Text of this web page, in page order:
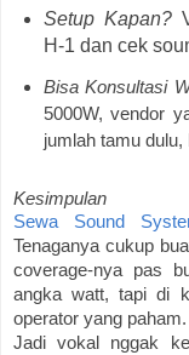
Setup Kapan?
H-1 dan cek
Bisa Konsultasi
5000W, vendor
jumlah tamu
Kesimpulan
Sewa Sound
Tenaganya cukup
coverage-nya pas
angka watt, tapi di
operator yang
Jadi vokal nggak